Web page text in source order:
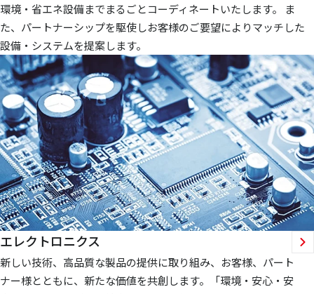
環境・省エネ設備までまるごとコーディネートいたします。 ま
た、パートナーシップを駆使しお客様のご要望によりマッチした
設備・システムを提案します。
エレクトロニクス
新しい技術、高品質な製品の提供に取り組み、お客様、パート
ナー様とともに、新たな価値を共創します。「環境・安心・安